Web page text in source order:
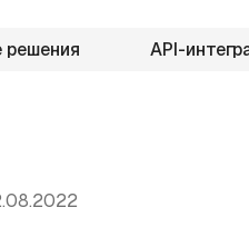
решения API-